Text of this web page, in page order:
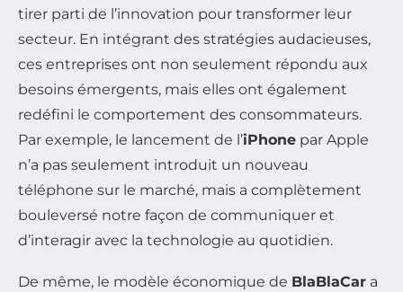
tirer parti de l’innovation pour transformer leur
secteur. En intégrant des stratégies audacieuses,
ces entreprises ont non seulement répondu aux
besoins émergents, mais elles ont également
redéfini le comportement des consommateurs.
Par exemple, le lancement de l’iPhone par Apple
n’a pas seulement introduit un nouveau
téléphone sur le marché, mais a complètement
bouleversé notre façon de communiquer et
d’interagir avec la technologie au quotidien.
De même, le modèle économique de BlaBlaCar a